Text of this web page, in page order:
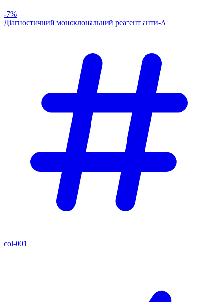
-7%
Діагностичний моноклональний реагент анти-А
col-001